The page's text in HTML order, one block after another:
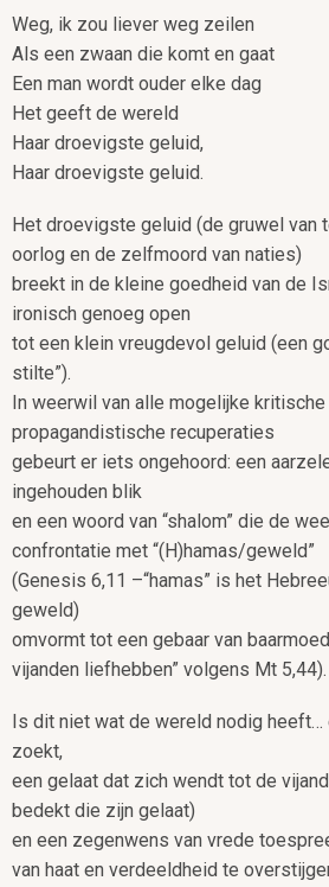
Weg, ik zou liever weg zeilen
Als een zwaan die komt en gaat
Een man wordt ouder elke dag
Het geeft de wereld
Haar droevigste geluid,
Haar droevigste geluid.
Het droevigste geluid (de gruwel van
oorlog en de zelfmoord van naties)
breekt in de kleine goedheid van de
ironisch genoeg open
tot een klein vreugdevol geluid (een
stilte”).
In weerwil van alle mogelijke
propagandistische recuperaties
gebeurt er iets ongehoord: een
ingehouden blik
en een woord van “shalom” die de
confrontatie met “(H)hamas/geweld”
(Genesis 6,11 –“hamas” is het
geweld)
omvormt tot een gebaar van
vijanden liefhebben” volgens Mt 5,44).
Is dit niet wat de wereld nodig heeft…
zoekt,
een gelaat dat zich wendt tot de
bedekt die zijn gelaat)
en een zegenwens van vrede
van haat en verdeeldheid te